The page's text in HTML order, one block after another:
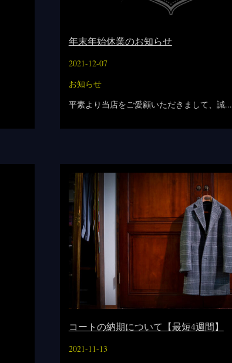
年末年始休業のお知らせ
2021-12-07
お知らせ
平素より当店をご愛顧いただきまして、誠...
コートの納期について【最短4週間】
2021-11-13